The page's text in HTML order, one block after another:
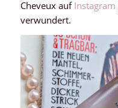
Cheveux auf Instagram
verwundert.